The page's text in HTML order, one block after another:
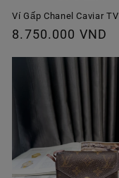
Ví Gấp Chanel Caviar
Giá
8.750.000 VND